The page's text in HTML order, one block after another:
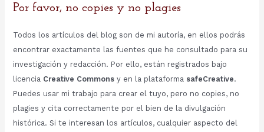
Por favor, no copies y no plagies
Todos los artículos del blog son de mi autoría, en ellos podrás
encontrar exactamente las fuentes que he consultado para su
investigación y redacción. Por ello, están registrados bajo
licencia Creative Commonsy en la plataforma safeCreative.
Puedes usar mi trabajo para crear el tuyo, pero no copies, no
plagies y cita correctamente por el bien de la divulgación
histórica. Si te interesan los artículos, cualquier aspecto del